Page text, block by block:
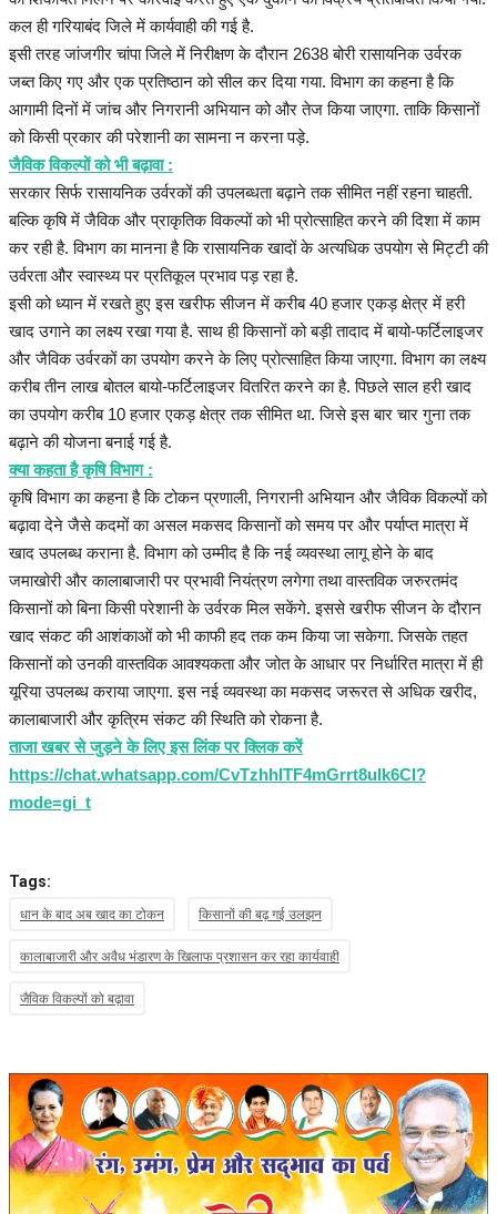
कल ही गरियाबंद जिले में कार्यवाही की गई है.
इसी तरह जांजगीर चांपा जिले में निरीक्षण के दौरान 2638 बोरी रासायनिक उर्वरक
जब्त किए गए और एक प्रतिष्ठान को सील कर दिया गया. विभाग का कहना है कि
आगामी दिनों में जांच और निगरानी अभियान को और तेज किया जाएगा. ताकि किसानों
को किसी प्रकार की परेशानी का सामना न करना पड़े.
जैविक विकल्पों को भी बढ़ावा :
सरकार सिर्फ रासायनिक उर्वरकों की उपलब्धता बढ़ाने तक सीमित नहीं रहना चाहती.
बल्कि कृषि में जैविक और प्राकृतिक विकल्पों को भी प्रोत्साहित करने की दिशा में काम
कर रही है. विभाग का मानना है कि रासायनिक खादों के अत्यधिक उपयोग से मिट्टी की
उर्वरता और स्वास्थ्य पर प्रतिकूल प्रभाव पड़ रहा है.
इसी को ध्यान में रखते हुए इस खरीफ सीजन में करीब 40 हजार एकड़ क्षेत्र में हरी
खाद उगाने का लक्ष्य रखा गया है. साथ ही किसानों को बड़ी तादाद में बायो-फर्टिलाइजर
और जैविक उर्वरकों का उपयोग करने के लिए प्रोत्साहित किया जाएगा. विभाग का लक्ष्य
करीब तीन लाख बोतल बायो-फर्टिलाइजर वितरित करने का है. पिछले साल हरी खाद
का उपयोग करीब 10 हजार एकड़ क्षेत्र तक सीमित था. जिसे इस बार चार गुना तक
बढ़ाने की योजना बनाई गई है.
क्या कहता है कृषि विभाग :
कृषि विभाग का कहना है कि टोकन प्रणाली, निगरानी अभियान और जैविक विकल्पों को
बढ़ावा देने जैसे कदमों का असल मकसद किसानों को समय पर और पर्याप्त मात्रा में
खाद उपलब्ध कराना है. विभाग को उम्मीद है कि नई व्यवस्था लागू होने के बाद
जमाखोरी और कालाबाजारी पर प्रभावी नियंत्रण लगेगा तथा वास्तविक जरुरतमंद
किसानों को बिना किसी परेशानी के उर्वरक मिल सकेंगे. इससे खरीफ सीजन के दौरान
खाद संकट की आशंकाओं को भी काफी हद तक कम किया जा सकेगा. जिसके तहत
किसानों को उनकी वास्तविक आवश्यकता और जोत के आधार पर निर्धारित मात्रा में ही
यूरिया उपलब्ध कराया जाएगा. इस नई व्यवस्था का मकसद जरूरत से अधिक खरीद,
कालाबाजारी और कृत्रिम संकट की स्थिति को रोकना है.
ताजा खबर से जुड़ने के लिए इस लिंक पर क्लिक करें
https://chat.whatsapp.com/CvTzhhITF4mGrrt8ulk6CI?
mode=gi_t
Tags:
धान के बाद अब खाद का टोकन किसानों की बढ़ गई उलझन
कालाबाजारी और अवैध भंडारण के खिलाफ प्रशासन कर रहा कार्यवाही
जैविक विकल्पों को बढ़ावा